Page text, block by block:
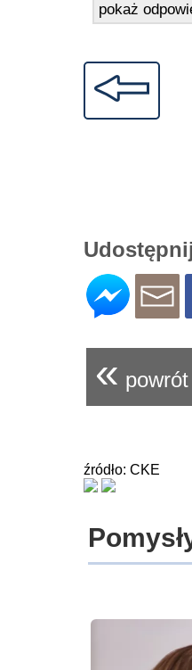
pokaż
Udostępnij
«
źródło: CKE